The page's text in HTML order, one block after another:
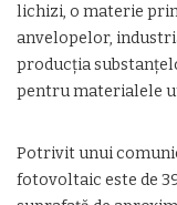
lichizi, o materie
anvelopelor,
producția
pentru materialele
Potrivit unui
fotovoltaic este de